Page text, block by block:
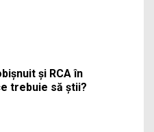
și RCA în
trebuie să știi?